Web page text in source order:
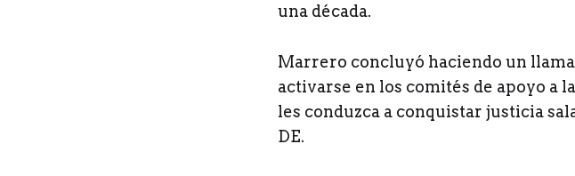
una década.
Marrero concluyó haciendo un
activarse en los comités de apoyo a
les conduzca a conquistar justicia
DE.